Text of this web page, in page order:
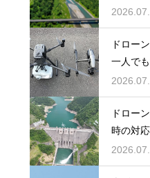
注意点
ドロー
一人で
方
ドロー
時の対
策を解説